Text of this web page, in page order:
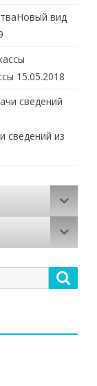
Новый вид
15.05.2018
сведений из